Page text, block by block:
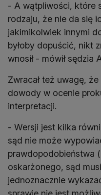
- A wątpliwości, które
rodzaju, że nie da się
jakimikolwiek innymi
byłoby dopuścić, nikt
wnosił - mówił sędzia
Zwracał też uwagę,
dowody w ocenie
interpretacji.
- Wersji jest kilka
sąd nie może
prawdopodobieństwa
oskarżonego, sąd
jednoznacznie